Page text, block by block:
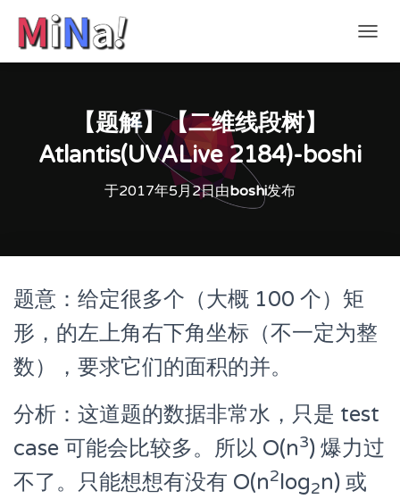
换
【题解】【二维线段树】
Atlantis(UVALive 2184)-boshi
于2017年5月2日由boshi发布
题意：给定很多个（大概 100 个）矩
形，的左上角右下角坐标（不一定为整
数），要求它们的面积的并。
分析：这道题的数据非常水，只是 test
case 可能会比较多。所以 O(n3) 爆力过
不了。只能想想有没有 O(n2log2n) 或